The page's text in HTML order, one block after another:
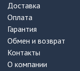
Доставка
Оплата
Гарантия
Обмен и возврат
Контакты
О компании